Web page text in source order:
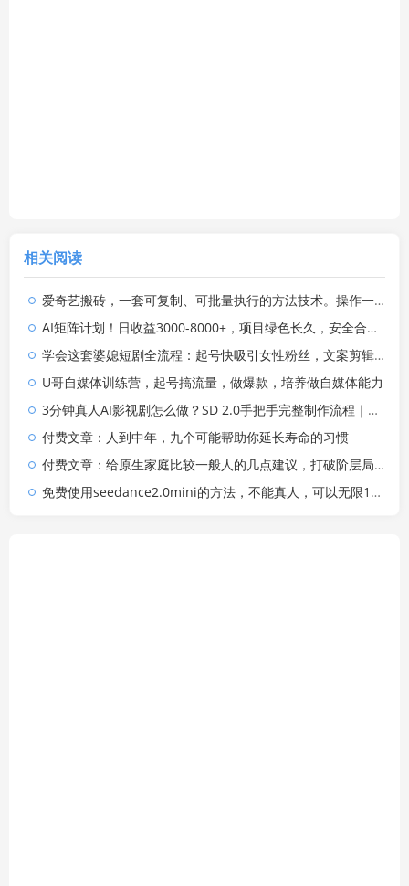
相关阅读
爱奇艺搬砖，一套可复制、可批量执行的方法技术。操作一个月，整年不用愁!
AI矩阵计划！日收益3000-8000+，项目绿色长久，安全合规靠谱，可批量放大。扶持工作室和分公司
学会这套婆媳短剧全流程：起号快吸引女性粉丝，文案剪辑视频制作一站式搞定，多种变现方式都可做
U哥自媒体训练营，起号搞流量，做爆款，培养做自媒体能力
3分钟真人AI影视剧怎么做？SD 2.0手把手完整制作流程｜Higgsfield 14天SD 2.0/2.5无限生成
付费文章：人到中年，九个可能帮助你延长寿命的习惯
付费文章：给原生家庭比较一般人的几点建议，打破阶层局限，实现个人与家族代际向上跃升
免费使用seedance2.0mini的方法，不能真人，可以无限10秒视频，9图+3音频参考